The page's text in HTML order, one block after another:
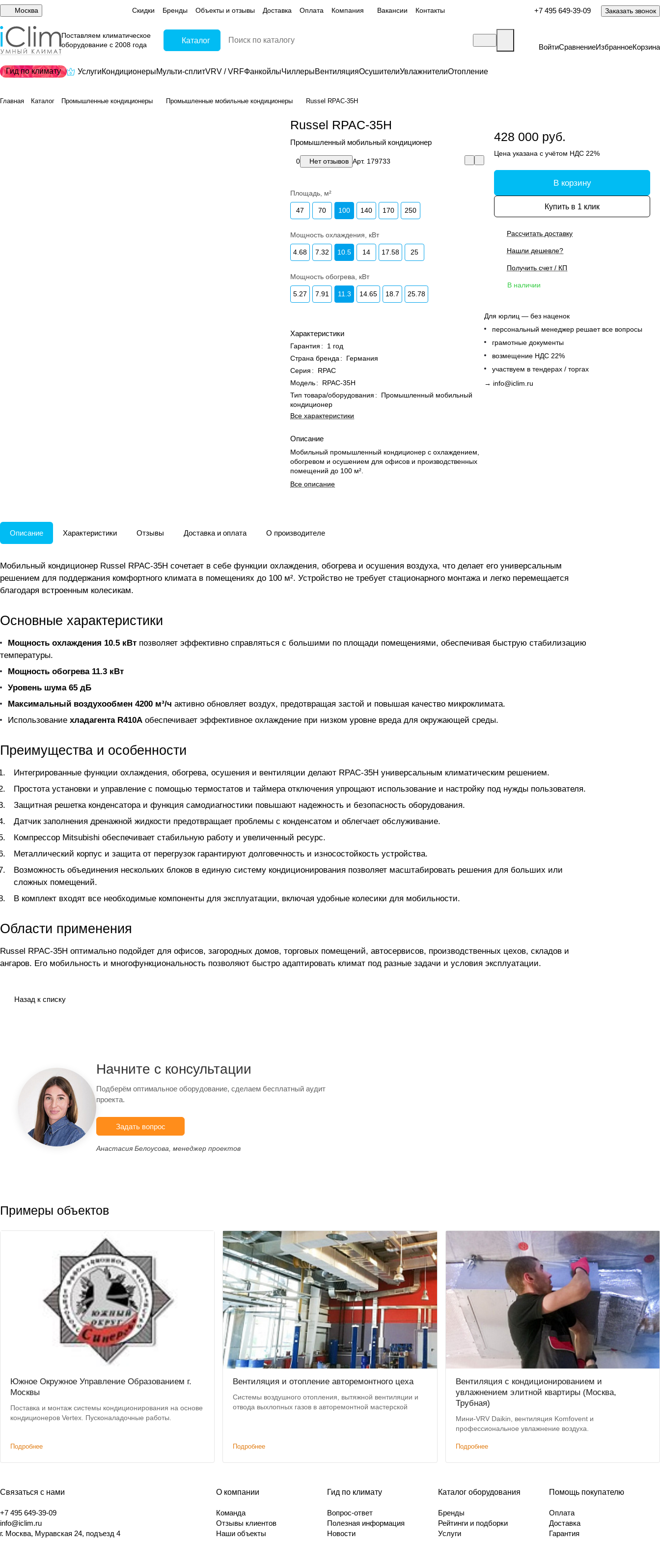
Москва Скидки Бренды Объекты и отзывы Доставка Оплата Компания Вакансии Контакты +7 495 649-39-09 Заказать звонок
Поставляем климатическое
оборудование с 2008 года
Каталог
ВойтиСравнениеИзбранноеКорзина
Гид по климату УслугиКондиционерыМульти-сплитVRV / VRFФанкойлыЧиллерыВентиляцияОсушителиУвлажнителиОтопление
Главная Каталог Промышленные кондиционеры Промышленные мобильные кондиционеры Russel RPAC-35H
Russel RPAC-35H
Промышленный мобильный кондиционер
0 Нет отзывов Арт. 179733
Площадь, м²
47 70 100 140 170 250
Мощность охлаждения, кВт
4.68 7.32 10.5 14 17.58 25
Мощность обогрева, кВт
5.27 7.91 11.3 14.65 18.7 25.78
Характеристики
Гарантия :
1 год
Страна бренда :
Германия
Серия :
RPAC
Модель:
RPAC-35H
Тип товара/оборудования :
Промышленный мобильный
кондиционер
Все характеристики
Описание
Мобильный промышленный кондиционер с охлаждением,
обогревом и осушением для офисов и производственных
помещений до 100 м².
Все описание
428 000 руб.
Цена указана с учётом НДС 22%
В корзину
Купить в 1 клик
Рассчитать доставку
Нашли дешевле?
Получить счет / КП
В наличии
Для юрлиц — без наценок
персональный менеджер решает все вопросы
грамотные документы
возмещение НДС 22%
участвуем в тендерах / торгах
→ info@iclim.ru
Описание Характеристики Отзывы Доставка и оплата О производителе
Мобильный кондиционер Russel RPAC-35H сочетает в себе функции охлаждения, обогрева и осушения воздуха, что делает его универсальным
решением для поддержания комфортного климата в помещениях до 100 м². Устройство не требует стационарного монтажа и легко перемещается
благодаря встроенным колесикам.
Основные характеристики
Мощность охлаждения 10.5 кВт позволяет эффективно справляться с большими по площади помещениями, обеспечивая быструю стабилизацию
температуры.
Мощность обогрева 11.3 кВт
Уровень шума 65 дБ
Максимальный воздухoобмен 4200 м³/ч активно обновляет воздух, предотвращая застой и повышая качество микроклимата.
Использование хладагента R410A обеспечивает эффективное охлаждение при низком уровне вреда для окружающей среды.
Преимущества и особенности
Интегрированные функции охлаждения, обогрева, осушения и вентиляции делают RPAC-35H универсальным климатическим решением.
Простота установки и управление с помощью термостатов и таймера отключения упрощают использование и настройку под нужды пользователя.
Защитная решетка конденсатора и функция самодиагностики повышают надежность и безопасность оборудования.
Датчик заполнения дренажной жидкости предотвращает проблемы с конденсатом и облегчает обслуживание.
Компрессор Mitsubishi обеспечивает стабильную работу и увеличенный ресурс.
Металлический корпус и защита от перегрузок гарантируют долговечность и износостойкость устройства.
Возможность объединения нескольких блоков в единую систему кондиционирования позволяет масштабировать решения для больших или
сложных помещений.
В комплект входят все необходимые компоненты для эксплуатации, включая удобные колесики для мобильности.
Области применения
Russel RPAC-35H оптимально подойдет для офисов, загородных домов, торговых помещений, автосервисов, производственных цехов, складов и
ангаров. Его мобильность и многофункциональность позволяют быстро адаптировать климат под разные задачи и условия эксплуатации.
Назад к списку
Начните с консультации
Подберём оптимальное оборудование, сделаем бесплатный аудит
проекта.
Задать вопрос
Анастасия Белоусова, менеджер проектов
Примеры объектов
Южное Окружное Управление Образованием г.
Москвы
Поставка и монтаж системы кондиционирования на основе
кондиционеров Vertex. Пусконаладочные работы.
Подробнее
Вентиляция и отопление авторемонтного цеха
Системы воздушного отопления, вытяжной вентиляции и
отвода выхлопных газов в авторемонтной мастерской
Подробнее
Вентиляция с кондиционированием и
увлажнением элитной квартиры (Москва,
Трубная)
Мини-VRV Daikin, вентиляция Komfovent и
профессиональное увлажнение воздуха.
Подробнее
Связаться с нами
+7 495 649-39-09
info@iclim.ru
г. Москва, Муравская 24, подъезд 4
О компании
Команда
Отзывы клиентов
Наши объекты
Гид по климату
Вопрос-ответ
Полезная информация
Новости
Каталог оборудования
Бренды
Рейтинги и подборки
Услуги
Помощь покупателю
Оплата
Доставка
Гарантия